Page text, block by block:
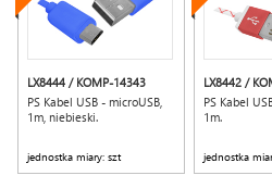
LX8444 / KOMP-14343
PS Kabel USB - microUSB,
1m, niebieski.
jednostka miary: szt
LX8442 /
PS Kabel
1m.
jednostka